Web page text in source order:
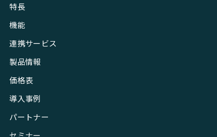
特長
機能
連携サービス
製品情報
価格表
導入事例
パートナー